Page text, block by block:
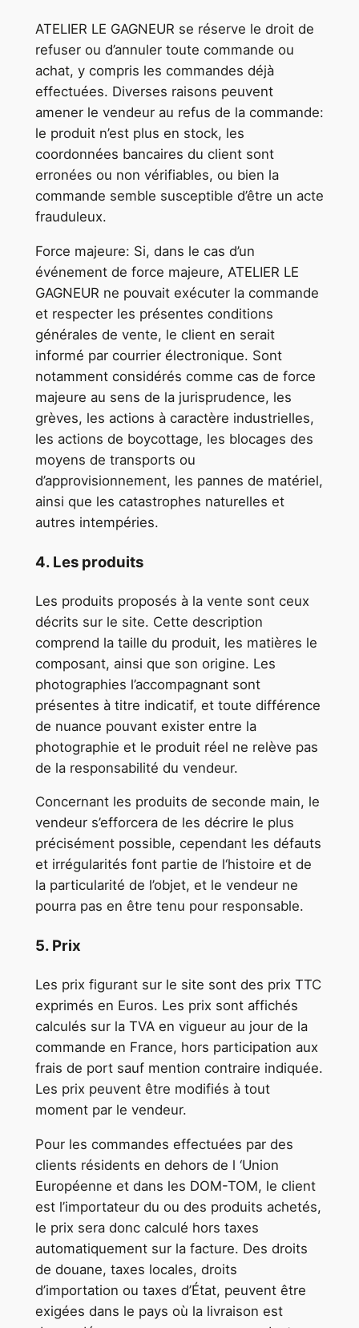
ATELIER LE GAGNEUR se réserve le droit de
refuser ou d’annuler toute commande ou
achat, y compris les commandes déjà
effectuées. Diverses raisons peuvent
amener le vendeur au refus de la commande:
le produit n’est plus en stock, les
coordonnées bancaires du client sont
erronées ou non vérifiables, ou bien la
commande semble susceptible d’être un acte
frauduleux.
Force majeure: Si, dans le cas d’un
événement de force majeure, ATELIER LE
GAGNEUR ne pouvait exécuter la commande
et respecter les présentes conditions
générales de vente, le client en serait
informé par courrier électronique. Sont
notamment considérés comme cas de force
majeure au sens de la jurisprudence, les
grèves, les actions à caractère industrielles,
les actions de boycottage, les blocages des
moyens de transports ou
d’approvisionnement, les pannes de matériel,
ainsi que les catastrophes naturelles et
autres intempéries.
4. Les produits
Les produits proposés à la vente sont ceux
décrits sur le site. Cette description
comprend la taille du produit, les matières le
composant, ainsi que son origine. Les
photographies l’accompagnant sont
présentes à titre indicatif, et toute différence
de nuance pouvant exister entre la
photographie et le produit réel ne relève pas
de la responsabilité du vendeur.
Concernant les produits de seconde main, le
vendeur s’efforcera de les décrire le plus
précisément possible, cependant les défauts
et irrégularités font partie de l‘histoire et de
la particularité de l’objet, et le vendeur ne
pourra pas en être tenu pour responsable.
5. Prix
Les prix figurant sur le site sont des prix TTC
exprimés en Euros. Les prix sont affichés
calculés sur la TVA en vigueur au jour de la
commande en France, hors participation aux
frais de port sauf mention contraire indiquée.
Les prix peuvent être modifiés à tout
moment par le vendeur.
Pour les commandes effectuées par des
clients résidents en dehors de l ‘Union
Européenne et dans les DOM-TOM, le client
est l’importateur du ou des produits achetés,
le prix sera donc calculé hors taxes
automatiquement sur la facture. Des droits
de douane, taxes locales, droits
d’importation ou taxes d’État, peuvent être
exigées dans le pays où la livraison est